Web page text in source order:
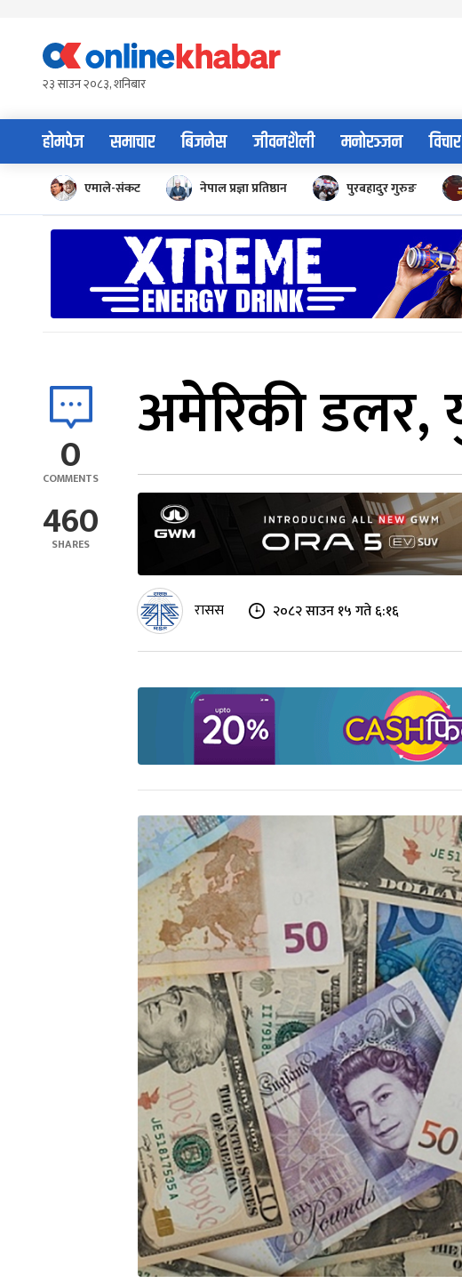
content२३ साउन २०८३, शनिबार
होमपेज समाचार बिजनेस जीवनशैली मनोरञ्जन विचार
एमाले-संकट नेपाल प्रज्ञा प्रतिष्ठान पुरबहादुर गुरुङ
0
COMMENTS
460
SHARES
अमेरिकी डलर,
रासस २०८२ साउन १५ गते ६:१६